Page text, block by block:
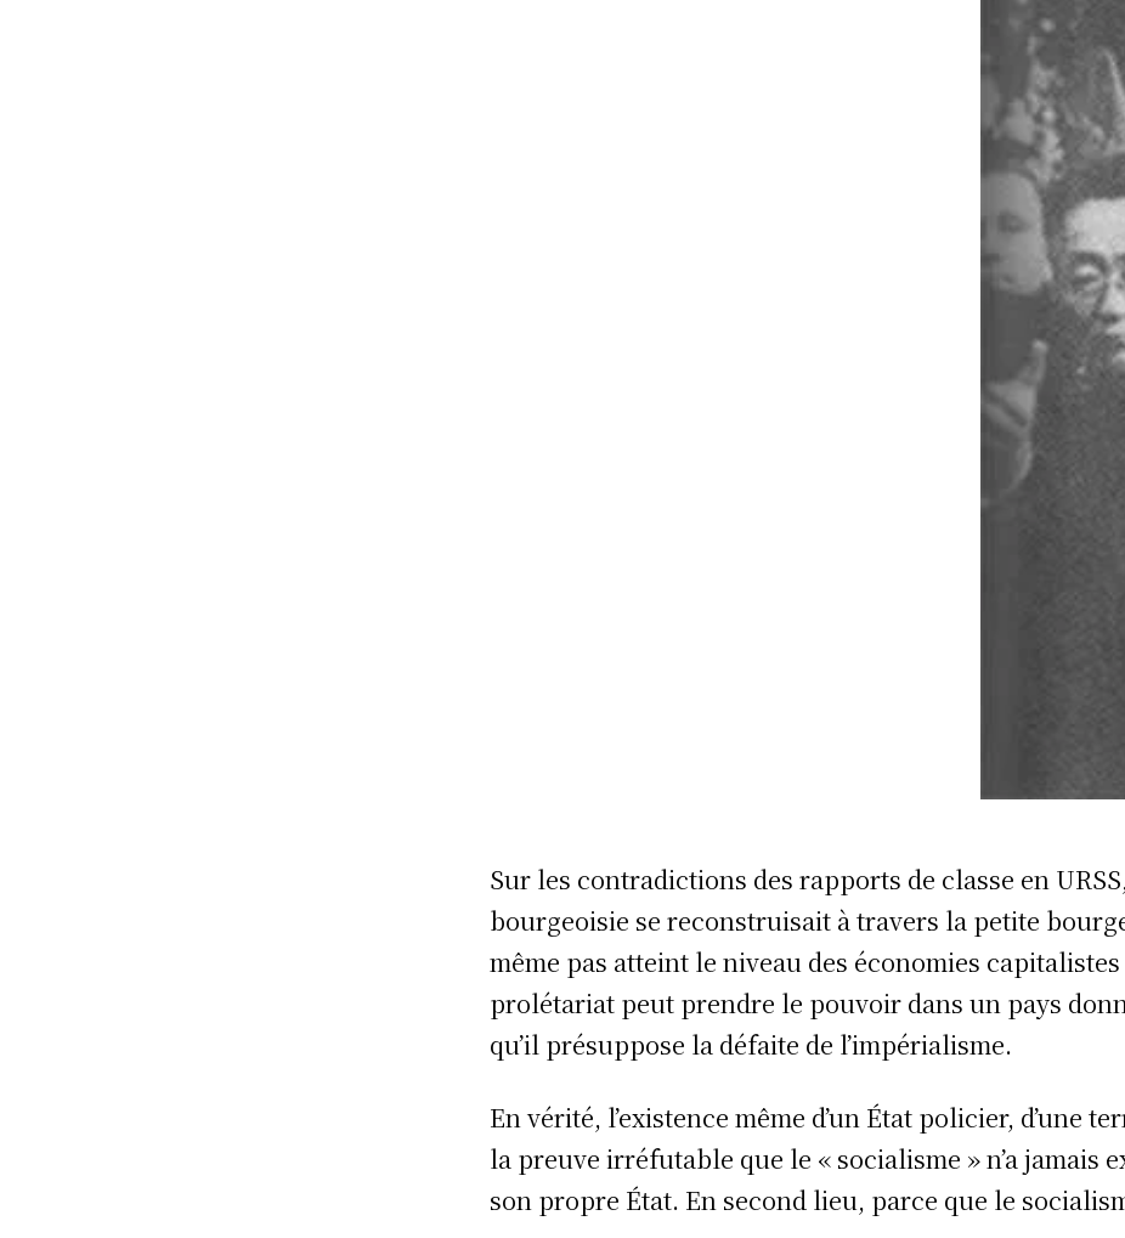
Sur les contradictions des rapports de classe en
bourgeoisie se reconstruisait à travers la petite
même pas atteint le niveau des économies
prolétariat peut prendre le pouvoir dans un pays
qu’il présuppose la défaite de l’impérialisme.
En vérité, l’existence même d’un État policier,
la preuve irréfutable que le « socialisme » n’a
son propre État. En second lieu, parce que le